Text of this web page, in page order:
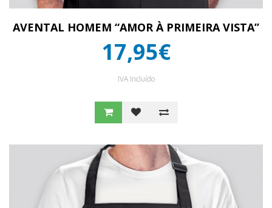
AVENTAL HOMEM “AMOR À PRIMEIRA VISTA”
17,95€
IVA Incluído